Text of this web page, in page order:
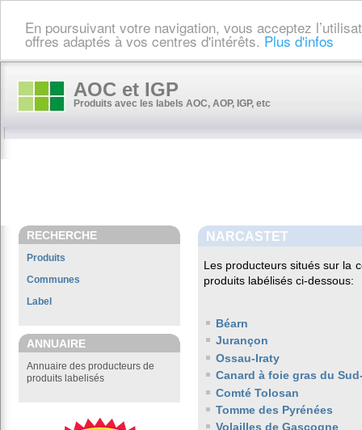
En poursuivant votre navigation, vous acceptez
offres adaptés à vos centres d'intérêts. Plus d'infos
AOC et IGP
Produits avec les labels AOC, AOP, IGP, etc
RECHERCHE
Produits
Communes
Label
ANNUAIRE
Annuaire des producteurs de
produits labelisés
NARCASTET
Les producteurs situés sur la
produits labélisés ci-dessous:
Béarn
Jurançon
Ossau-Iraty
Canard à foie gras du
Comté Tolosan
Tomme des Pyrénées
Volailles de Gascogne